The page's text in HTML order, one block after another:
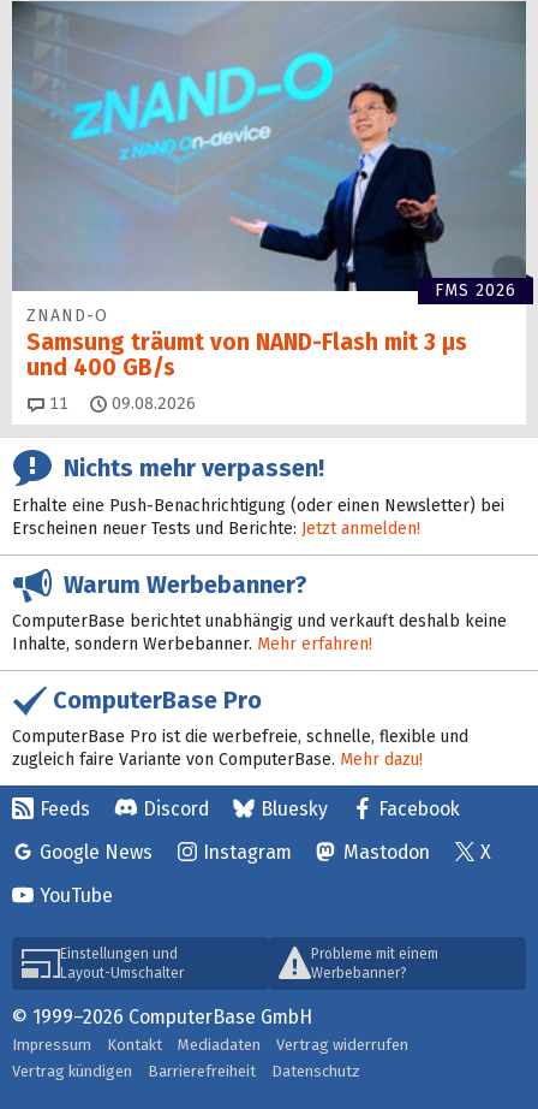
FMS 2026
ZNAND-O
Samsung träumt von NAND-Flash mit 3 µs
und 400 GB/s
11 Kommentare
09.08.2026
Nichts mehr verpassen!
Erhalte eine Push-Benachrichtigung (oder einen Newsletter) bei
Erscheinen neuer Tests und Berichte: Jetzt anmelden!
Warum Werbebanner?
ComputerBase berichtet unabhängig und verkauft deshalb keine
Inhalte, sondern Werbebanner. Mehr erfahren!
ComputerBase Pro
ComputerBase Pro ist die werbefreie, schnelle, flexible und
zugleich faire Variante von ComputerBase. Mehr dazu!
Feeds Discord Bluesky
Facebook
Google News
Instagram Mastodon
X
YouTube
Einstellungen und
Layout-Umschalter
Probleme mit einem
Werbebanner?
© 1999–2026 ComputerBase GmbH
Impressum Kontakt Mediadaten
Vertrag widerrufen
Vertrag kündigen
Barrierefreiheit Datenschutz